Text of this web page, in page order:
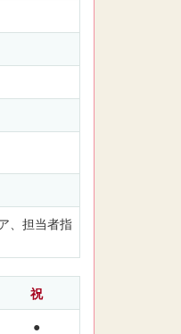
、担当者指
祝
●